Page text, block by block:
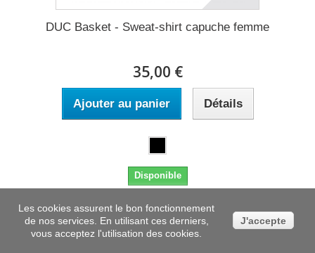
DUC Basket - Sweat-shirt capuche femme
35,00 €
Ajouter au panier Détails
Disponible
Ajouter à ma liste de
cadeaux
Ajouter au comparateur
Les cookies assurent le bon fonctionnement
de nos services. En utilisant ces derniers,
vous acceptez l'utilisation des cookies.
J'accepte